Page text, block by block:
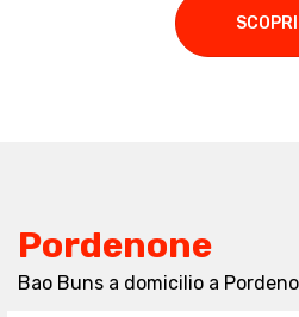
SCOPRI
Pordenone
Bao Buns a domicilio a